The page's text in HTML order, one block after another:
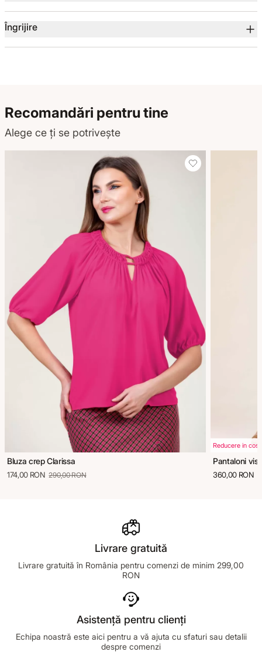
Îngrijire
Recomandări pentru tine
Alege ce ți se potrivește
Bluza crep Clarissa
174,00 RON 290,00 RON
Reducere in cos
Pantaloni
360,00 RON
Livrare gratuită
Livrare gratuită în România pentru comenzi de minim 299,00
RON
Asistență pentru clienți
Echipa noastră este aici pentru a vă ajuta cu sfaturi sau detalii
despre comenzi